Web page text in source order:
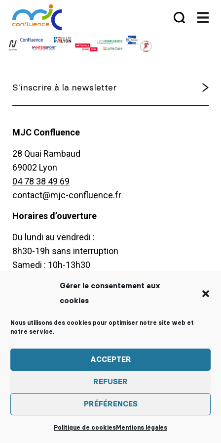
Gérer le consentement aux
cookies
Nous utilisons des cookies pour optimiser notre site web et
notre service.
ACCEPTER
REFUSER
PRÉFÉRENCES
Politique de cookiesMentions légales
MJC Confluence
28 Quai Rambaud
69002 Lyon
04 78 38 49 69
contact@mjc-confluence.fr
Horaires d’ouverture
Du lundi au vendredi :
8h30-19h sans interruption
Samedi : 10h-13h30
Vacances scolaires :
du lundi au vendredi : 9h-18h
Mentions légales